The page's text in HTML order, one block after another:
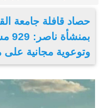
حصاد قافلة جامعة
وتوعوية مجانية على